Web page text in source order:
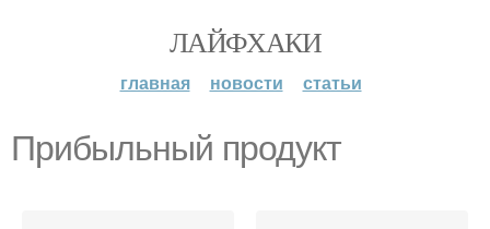
ЛАЙФХАКИ
главная новости статьи
Прибыльный продукт